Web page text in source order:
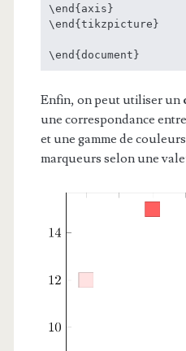
\end{axis}
\end{tikzpicture}
Enfin, on peut utiliser un
une correspondance
et une gamme de
marqueurs selon une